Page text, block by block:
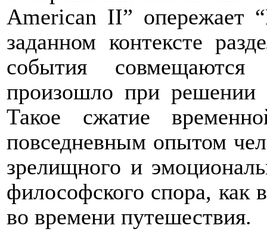
American II” опережает
заданном контексте
события
произошло при решении
Такое сжатие
повседневным опытом
зрелищного и
философского спора, как
во времени путешествия.